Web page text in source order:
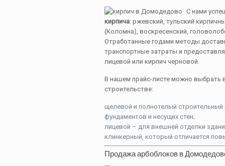
С нами
кирпича: ржевский, тульский
(Коломна), воскресенский,
Отработанные годами методы
транспортные затраты и
лицевой или кирпич черновой.
В нашем прайс-листе можно выбрать
строительстве:
щелевой и полнотелый строительный
фундаментов и несущих стен;
лицевой – для внешней отделки
клинкерный, который отличается
Продажа арбоблоков в